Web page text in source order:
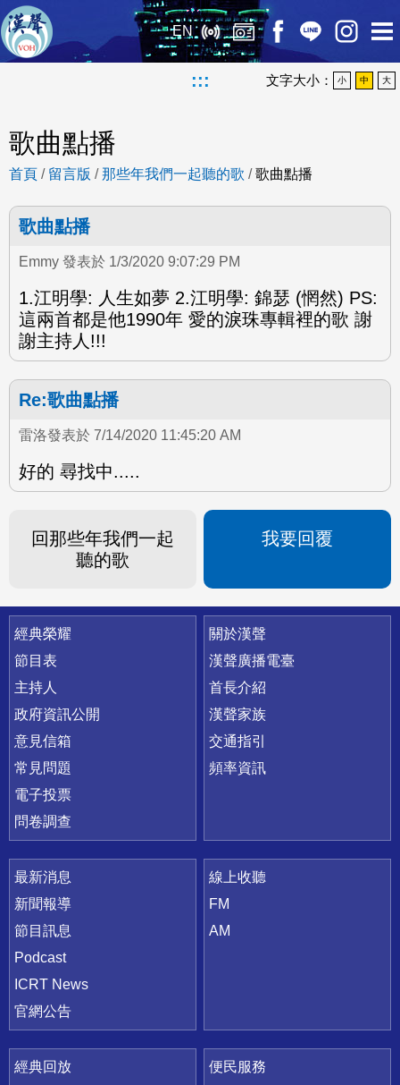
EN
::: 文字大小： 小 中 大
歌曲點播
首頁 / 留言版 /那些年我們一起聽的歌 /歌曲點播
歌曲點播
Emmy 發表於 1/3/2020 9:07:29 PM
1.江明學: 人生如夢 2.江明學: 錦瑟 (惘然) PS:
這兩首都是他1990年 愛的淚珠專輯裡的歌 謝
謝主持人!!!
Re:歌曲點播
雷洛發表於 7/14/2020 11:45:20 AM
好的 尋找中.....
回那些年我們一起
聽的歌
我要回覆
快速連結
經典榮耀
節目表
主持人
政府資訊公開
意見信箱
常見問題
電子投票
問卷調查
關於漢聲
漢聲廣播電臺
首長介紹
漢聲家族
交通指引
頻率資訊
最新消息
新聞報導
節目訊息
Podcast
ICRT News
官網公告
線上收聽
FM
AM
經典回放
便民服務